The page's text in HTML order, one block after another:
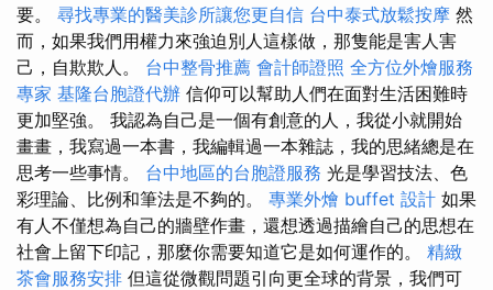
要。 尋找專業的醫美診所讓您更自信 台中泰式放鬆按摩 然
而，如果我們用權力來強迫別人這樣做，那隻能是害人害
己，自欺欺人。 台中整骨推薦 會計師證照 全方位外燴服務
專家 基隆台胞證代辦 信仰可以幫助人們在面對生活困難時
更加堅強。 我認為自己是一個有創意的人，我從小就開始
畫畫，我寫過一本書，我編輯過一本雜誌，我的思緒總是在
思考一些事情。 台中地區的台胞證服務 光是學習技法、色
彩理論、比例和筆法是不夠的。 專業外燴 buffet 設計 如果
有人不僅想為自己的牆壁作畫，還想透過描繪自己的思想在
社會上留下印記，那麼你需要知道它是如何運作的。 精緻
茶會服務安排 但這從微觀問題引向更全球的背景，我們可